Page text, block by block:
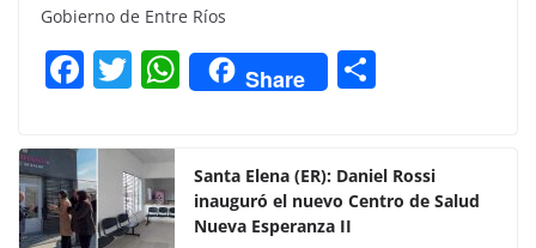
Gobierno de Entre Ríos
F
c
e
b
T
itt
er
W
h
s
A
Share
p
ar
Santa Elena (ER): Daniel Rossi
inauguró el nuevo Centro de Salud
Nueva Esperanza II